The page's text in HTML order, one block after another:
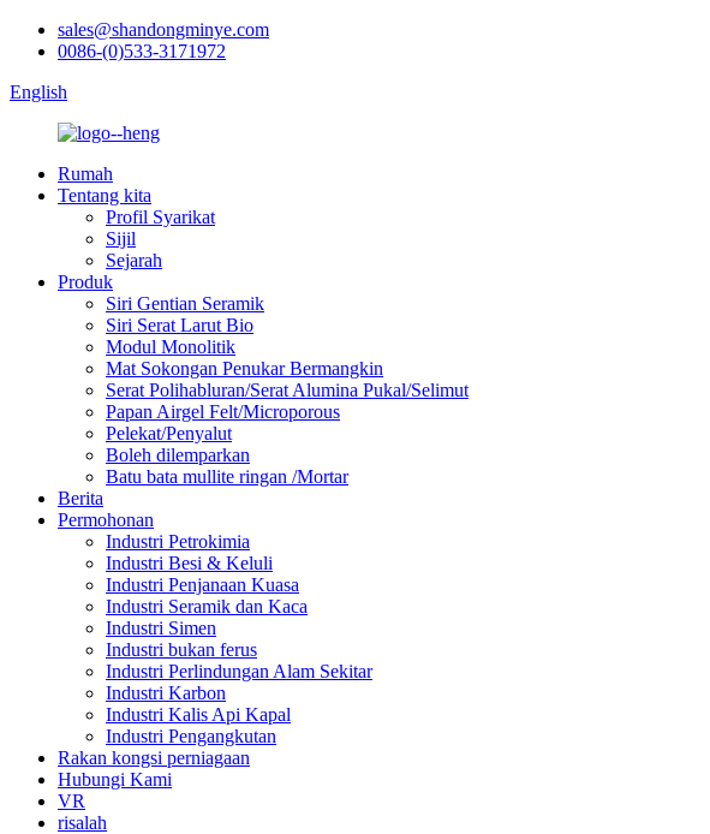
sales@shandongminye.com
0086-(0)533-3171972
English
Rumah
Tentang kita
Profil Syarikat
Sijil
Sejarah
Produk
Siri Gentian Seramik
Siri Serat Larut Bio
Modul Monolitik
Mat Sokongan Penukar Bermangkin
Serat Polihabluran/Serat Alumina Pukal/Selimut
Papan Airgel Felt/Microporous
Pelekat/Penyalut
Boleh dilemparkan
Batu bata mullite ringan /Mortar
Berita
Permohonan
Industri Petrokimia
Industri Besi & Keluli
Industri Penjanaan Kuasa
Industri Seramik dan Kaca
Industri Simen
Industri bukan ferus
Industri Perlindungan Alam Sekitar
Industri Karbon
Industri Kalis Api Kapal
Industri Pengangkutan
Rakan kongsi perniagaan
Hubungi Kami
VR
risalah